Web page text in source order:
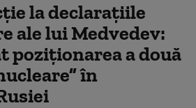
la declarațiile
ale lui Medvedev:
poziționarea a două
în